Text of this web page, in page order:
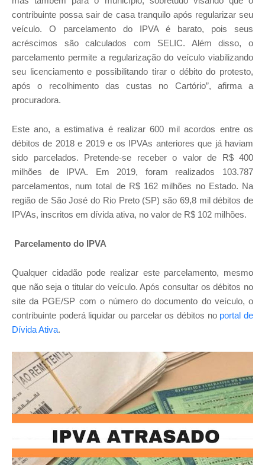
contribuinte possa sair de casa tranquilo após regularizar seu
veículo. O parcelamento do IPVA é barato, pois seus
acréscimos são calculados com SELIC. Além disso, o
parcelamento permite a regularização do veículo viabilizando
seu licenciamento e possibilitando tirar o débito do protesto,
após o recolhimento das custas no Cartório”, afirma a
procuradora.
Este ano, a estimativa é realizar 600 mil acordos entre os
débitos de 2018 e 2019 e os IPVAs anteriores que já haviam
sido parcelados. Pretende-se receber o valor de R$ 400
milhões de IPVA. Em 2019, foram realizados 103.787
parcelamentos, num total de R$ 162 milhões no Estado. Na
região de São José do Rio Preto (SP) são 69,8 mil débitos de
IPVAs, inscritos em dívida ativa, no valor de R$ 102 milhões.
Parcelamento do IPVA
Qualquer cidadão pode realizar este parcelamento, mesmo
que não seja o titular do veículo. Após consultar os débitos no
site da PGE/SP com o número do documento do veículo, o
contribuinte poderá liquidar ou parcelar os débitos no portal de
Dívida Ativa.